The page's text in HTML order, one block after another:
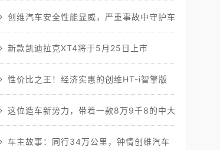
创维汽车安全性能显威，严重事故中守护车主平安
新款凯迪拉克XT4将于5月25日上市
性价比之王！经济实惠的创维HT-i智擎版
这位造车新势力，带着一款8万9千8的中大型混动
车主故事：同行34万公里，钟情创维汽车